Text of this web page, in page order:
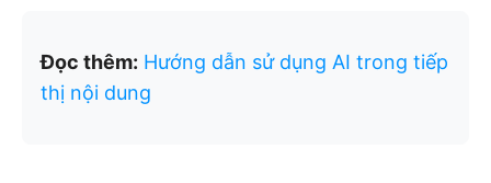
Đọc thêm: Hướng dẫn sử dụng AI trong tiếp
thị nội dung